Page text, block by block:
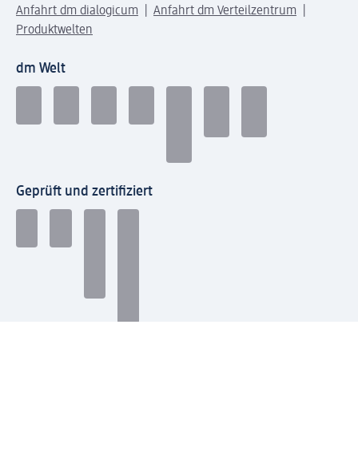
Anfahrt dm dialogicum
Anfahrt dm Verteilzentrum
Produktwelten
dm Welt
Geprüft und zertifiziert